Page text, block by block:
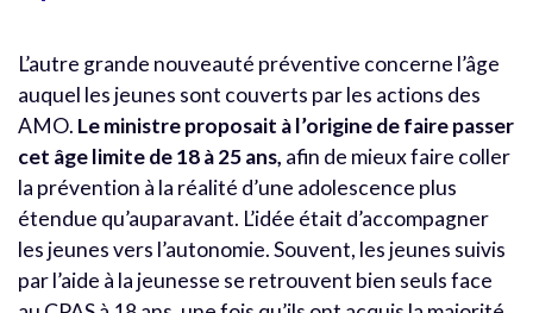
L’autre grande nouveauté préventive concerne l’âge
auquel les jeunes sont couverts par les actions des
AMO. Le ministre proposait à l’origine de faire passer
cet âge limite de 18 à 25 ans, afin de mieux faire coller
la prévention à la réalité d’une adolescence plus
étendue qu’auparavant. L’idée était d’accompagner
les jeunes vers l’autonomie. Souvent, les jeunes suivis
par l’aide à la jeunesse se retrouvent bien seuls face